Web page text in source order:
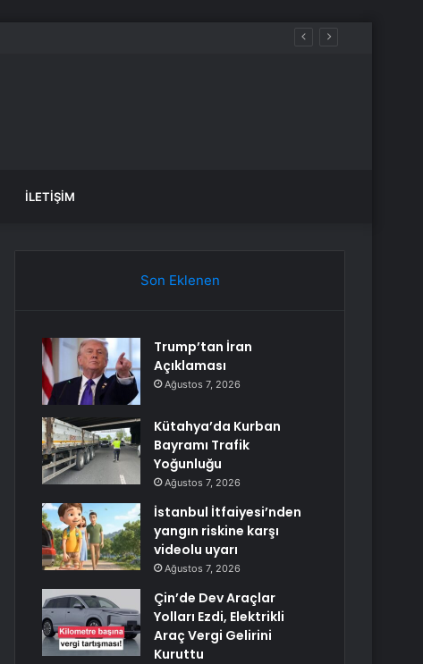
İLETIŞIM
Son Eklenen
Trump’tan İran
Açıklaması
Ağustos 7, 2026
Kütahya’da Kurban
Bayramı Trafik
Yoğunluğu
Ağustos 7, 2026
İstanbul İtfaiyesi’nden
yangın riskine karşı
videolu uyarı
Ağustos 7, 2026
Çin’de Dev Araçlar
Yolları Ezdi, Elektrikli
Araç Vergi Gelirini
Kuruttu